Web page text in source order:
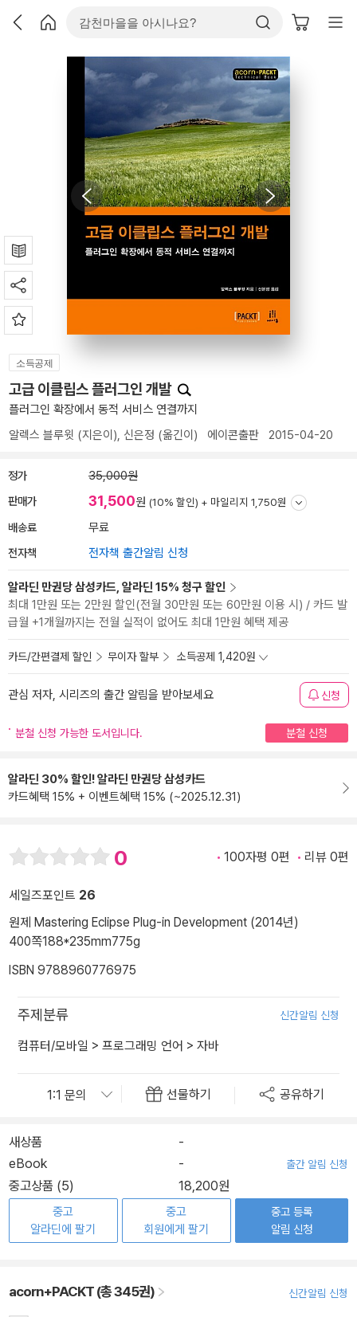
소득공제
고급 이클립스 플러그인 개발
플러그인 확장에서 동적 서비스 연결까지
알렉스 블루윗 (지은이), 신은정 (옮긴이) 에이콘출판 2015-04-20
정가 35,000원
판매가 31,500원 (10% 할인) + 마일리지 1,750원
배송료 무료
전자책 전자책 출간알림 신청
알라딘 만권당 삼성카드, 알라딘 15% 청구 할인
최대 1만원 또는 2만원 할인(전월 30만원 또는 60만원 이용 시) / 카드 발
급월 +1개월까지는 전월 실적이 없어도 최대 1만원 혜택 제공
카드/간편결제 할인 무이자 할부 소득공제 1,420원
관심 저자, 시리즈의 출간 알림을 받아보세요 신청
분철 신청 가능한 도서입니다. 분철 신청
알라딘 30% 할인! 알라딘 만권당 삼성카드
카드혜택 15% + 이벤트혜택 15% (~2025.12.31)
0 100자평 0편 리뷰 0편
세일즈포인트 26
원제 Mastering Eclipse Plug-in Development (2014년)
400쪽188*235mm775g
ISBN 9788960776975
주제분류 신간알림 신청
컴퓨터/모바일 > 프로그래밍 언어 > 자바
선물하기 공유하기
새상품
-
eBook
- 출간 알림 신청
중고상품 (5) 18,200원
중고
알라딘에 팔기
중고
회원에게 팔기
중고 등록
알림 신청
acorn+PACKT (총 345권) 신간알림 신청